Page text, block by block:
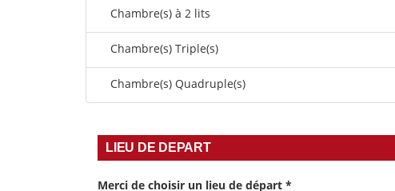
Chambre(s) à 2 lits
Chambre(s) Triple(s)
Chambre(s) Quadruple(s)
LIEU DE DEPART
Merci de choisir un lieu de départ *